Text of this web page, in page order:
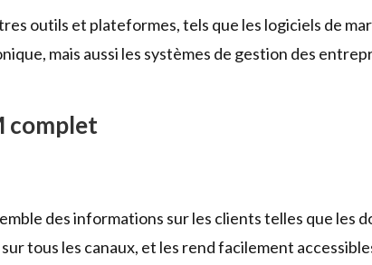
outils et plateformes, tels que les logiciels de
mais aussi les systèmes de gestion des
complet
des informations sur les clients telles que les
tous les canaux, et les rend facilement